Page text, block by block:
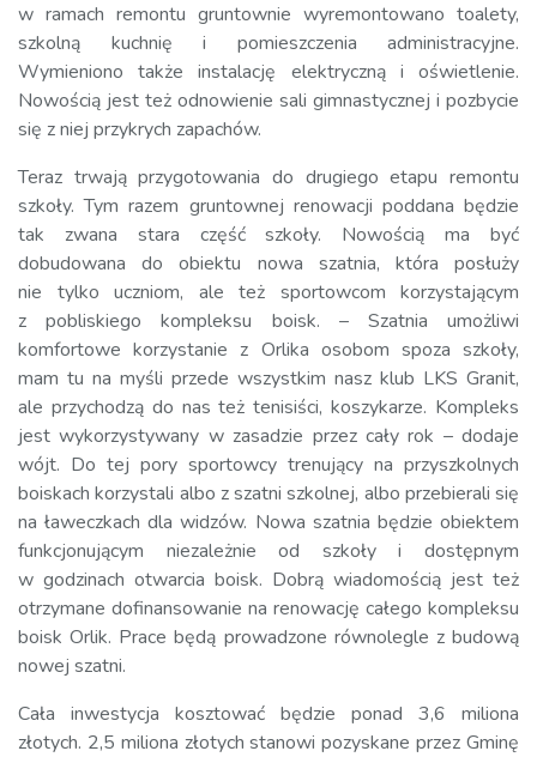
w ramach remontu gruntownie wyremontowano toalety,
szkolną kuchnię i pomieszczenia administracyjne.
Wymieniono także instalację elektryczną i oświetlenie.
Nowością jest też odnowienie sali gimnastycznej i pozbycie
się z niej przykrych zapachów.
Teraz trwają przygotowania do drugiego etapu remontu
szkoły. Tym razem gruntownej renowacji poddana będzie
tak zwana stara część szkoły. Nowością ma być
dobudowana do obiektu nowa szatnia, która posłuży
nie tylko uczniom, ale też sportowcom korzystającym
z pobliskiego kompleksu boisk. – Szatnia umożliwi
komfortowe korzystanie z Orlika osobom spoza szkoły,
mam tu na myśli przede wszystkim nasz klub LKS Granit,
ale przychodzą do nas też tenisiści, koszykarze. Kompleks
jest wykorzystywany w zasadzie przez cały rok – dodaje
wójt. Do tej pory sportowcy trenujący na przyszkolnych
boiskach korzystali albo z szatni szkolnej, albo przebierali się
na ławeczkach dla widzów. Nowa szatnia będzie obiektem
funkcjonującym niezależnie od szkoły i dostępnym
w godzinach otwarcia boisk. Dobrą wiadomością jest też
otrzymane dofinansowanie na renowację całego kompleksu
boisk Orlik. Prace będą prowadzone równolegle z budową
nowej szatni.
Cała inwestycja kosztować będzie ponad 3,6 miliona
złotych. 2,5 miliona złotych stanowi pozyskane przez Gminę